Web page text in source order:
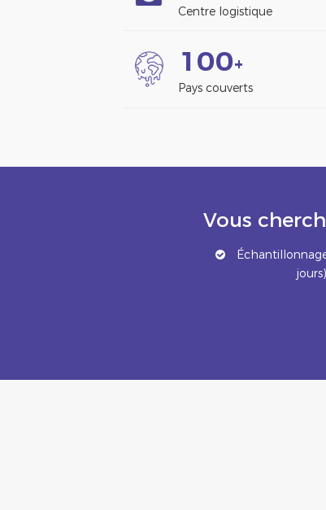
Centre logistique
1 00+
Pays couverts
Vous
jours)